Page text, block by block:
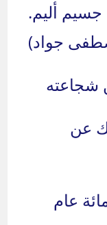
أليم.
جواد)
شجاعته
عن
عام